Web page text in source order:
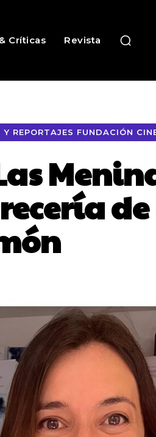
Críticas Revista
Y REPORTAJES FUNDACIÓN